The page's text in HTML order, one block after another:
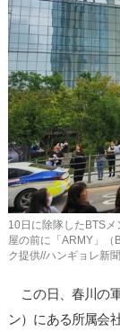
10日に除隊したBTS
屋の前に「ARMY」（
ク提供//ハンギョレ新
この日、春川の
ン）にある所属会